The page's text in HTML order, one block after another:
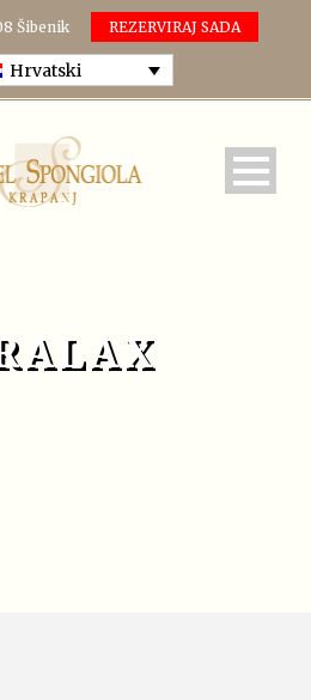
Šibenik REZERVIRAJ SADA
Hrvatski